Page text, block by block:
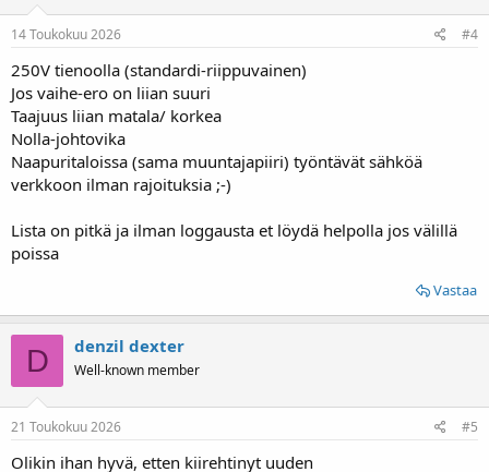
14 Toukokuu 2026 #4
250V tienoolla (standardi-riippuvainen)
Jos vaihe-ero on liian suuri
Taajuus liian matala/ korkea
Nolla-johtovika
Naapuritaloissa (sama muuntajapiiri) työntävät sähköä
verkkoon ilman rajoituksia ;-)
Lista on pitkä ja ilman loggausta et löydä helpolla jos välillä
poissa
Vastaa
D denzil dexter
Well-known member
21 Toukokuu 2026 #5
Olikin ihan hyvä, etten kiirehtinyt uuden